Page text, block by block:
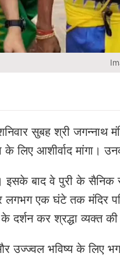
सुबह श्री जगन्नाथ
लिए आशीर्वाद मांगा।
इसके बाद वे पुरी के
लगभग एक घंटे तक मंदिर
दर्शन कर श्रद्धा व्यक्त
उज्ज्वल भविष्य के लिए